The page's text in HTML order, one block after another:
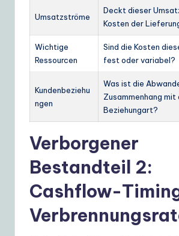
Umsatzströme
Deckt dieser
Kosten der
Wichtige
Ressourcen
Sind die Kosten
fest oder variabel?
Kundenbeziehu
ngen
Was ist die
Zusammenhang mit
Beziehungart?
Verborgener
Bestandteil 2:
Cashflow-